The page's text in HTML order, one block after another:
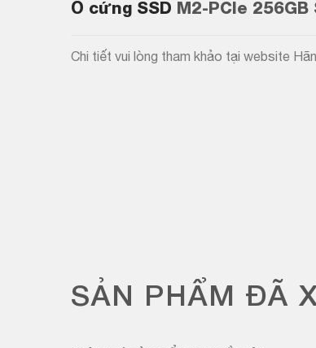
Ổ cứng SSD M2-PCIe
Chi tiết vui lòng tham khảo tại website
SẢN PHẨM ĐÃ